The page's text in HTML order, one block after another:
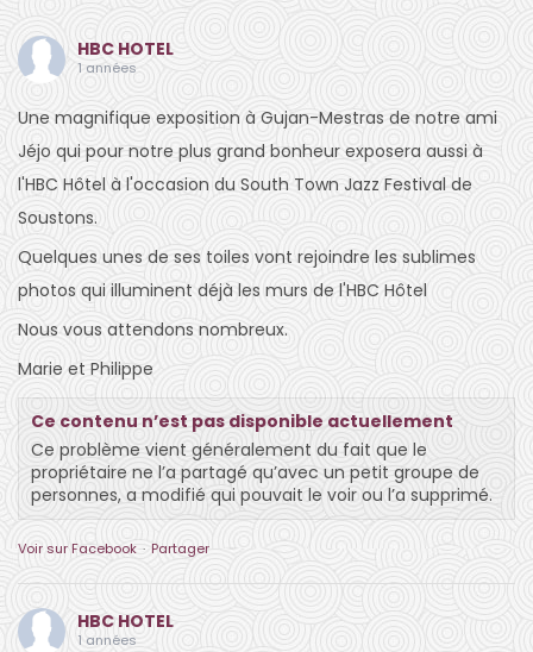
HBC HOTEL
1 années
Une magnifique exposition à Gujan-Mestras de notre ami
Jéjo qui pour notre plus grand bonheur exposera aussi à
l'HBC Hôtel à l'occasion du South Town Jazz Festival de
Soustons.
Quelques unes de ses toiles vont rejoindre les sublimes
photos qui illuminent déjà les murs de l'HBC Hôtel
Nous vous attendons nombreux.
Marie et Philippe
Ce contenu n’est pas disponible actuellement
Ce problème vient généralement du fait que le
propriétaire ne l’a partagé qu’avec un petit groupe de
personnes, a modifié qui pouvait le voir ou l’a supprimé.
Voir sur Facebook · Partager
HBC HOTEL
1 années